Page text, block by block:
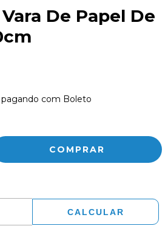
De Papel De
pagando com Boleto
CALCULAR